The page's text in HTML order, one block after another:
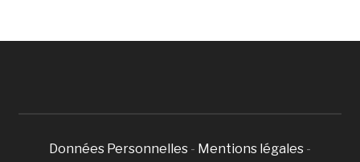
Données Personnelles - Mentions légales -